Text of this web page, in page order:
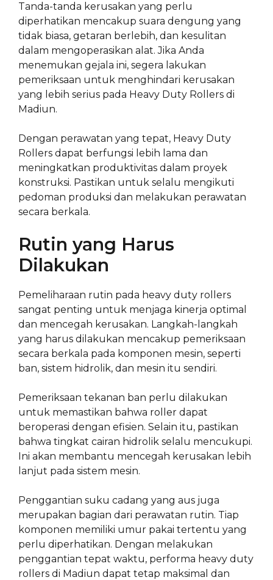
Tanda-tanda kerusakan yang perlu
diperhatikan mencakup suara dengung yang
tidak biasa, getaran berlebih, dan kesulitan
dalam mengoperasikan alat. Jika Anda
menemukan gejala ini, segera lakukan
pemeriksaan untuk menghindari kerusakan
yang lebih serius pada Heavy Duty Rollers di
Madiun.
Dengan perawatan yang tepat, Heavy Duty
Rollers dapat berfungsi lebih lama dan
meningkatkan produktivitas dalam proyek
konstruksi. Pastikan untuk selalu mengikuti
pedoman produksi dan melakukan perawatan
secara berkala.
Rutin yang Harus
Dilakukan
Pemeliharaan rutin pada heavy duty rollers
sangat penting untuk menjaga kinerja optimal
dan mencegah kerusakan. Langkah-langkah
yang harus dilakukan mencakup pemeriksaan
secara berkala pada komponen mesin, seperti
ban, sistem hidrolik, dan mesin itu sendiri.
Pemeriksaan tekanan ban perlu dilakukan
untuk memastikan bahwa roller dapat
beroperasi dengan efisien. Selain itu, pastikan
bahwa tingkat cairan hidrolik selalu mencukupi.
Ini akan membantu mencegah kerusakan lebih
lanjut pada sistem mesin.
Penggantian suku cadang yang aus juga
merupakan bagian dari perawatan rutin. Tiap
komponen memiliki umur pakai tertentu yang
perlu diperhatikan. Dengan melakukan
penggantian tepat waktu, performa heavy duty
rollers di Madiun dapat tetap maksimal dan